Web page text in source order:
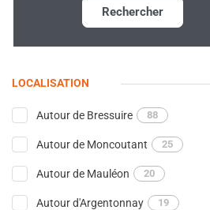
Rechercher
LOCALISATION
Autour de Bressuire 88
Autour de Moncoutant 25
Autour de Mauléon 20
Autour d'Argentonnay 19